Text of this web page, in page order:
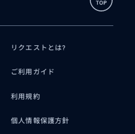
リクエストとは?
ご利用ガイド
利用規約
個人情報保護方針